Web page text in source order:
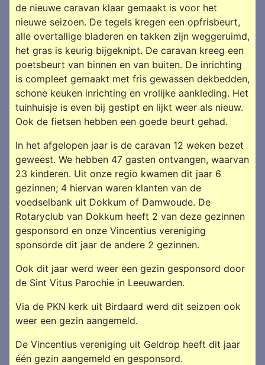
de nieuwe caravan klaar gemaakt is voor het
nieuwe seizoen. De tegels kregen een opfrisbeurt,
alle overtallige bladeren en takken zijn weggeruimd,
het gras is keurig bijgeknipt. De caravan kreeg een
poetsbeurt van binnen en van buiten. De inrichting
is compleet gemaakt met fris gewassen dekbedden,
schone keuken inrichting en vrolijke aankleding. Het
tuinhuisje is even bij gestipt en lijkt weer als nieuw.
Ook de fietsen hebben een goede beurt gehad.
In het afgelopen jaar is de caravan 12 weken bezet
geweest. We hebben 47 gasten ontvangen, waarvan
23 kinderen. Uit onze regio kwamen dit jaar 6
gezinnen; 4 hiervan waren klanten van de
voedselbank uit Dokkum of Damwoude. De
Rotaryclub van Dokkum heeft 2 van deze gezinnen
gesponsord en onze Vincentius vereniging
sponsorde dit jaar de andere 2 gezinnen.
Ook dit jaar werd weer een gezin gesponsord door
de Sint Vitus Parochie in Leeuwarden.
Via de PKN kerk uit Birdaard werd dit seizoen ook
weer een gezin aangemeld.
De Vincentius vereniging uit Geldrop heeft dit jaar
één gezin aangemeld en gesponsord.